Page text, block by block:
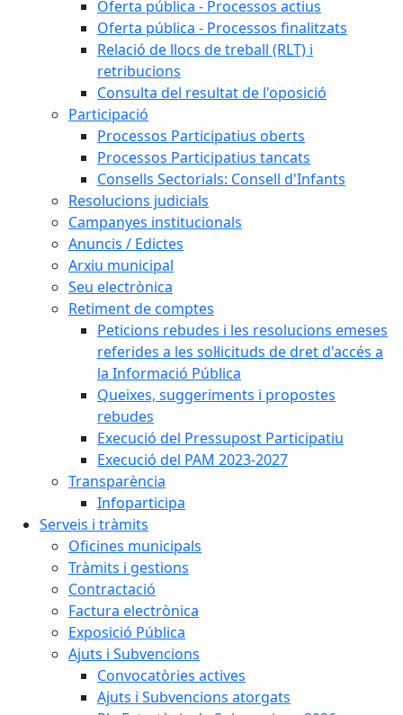
Oferta pública - Processos actius
Oferta pública - Processos finalitzats
Relació de llocs de treball (RLT) i
retribucions
Consulta del resultat de l'oposició
Participació
Processos Participatius oberts
Processos Participatius tancats
Consells Sectorials: Consell d'Infants
Resolucions judicials
Campanyes institucionals
Anuncis / Edictes
Arxiu municipal
Seu electrònica
Retiment de comptes
Peticions rebudes i les resolucions emeses
referides a les sol·licituds de dret d'accés a
la Informació Pública
Queixes, suggeriments i propostes
rebudes
Execució del Pressupost Participatiu
Execució del PAM 2023-2027
Transparència
Infoparticipa
Serveis i tràmits
Oficines municipals
Tràmits i gestions
Contractació
Factura electrònica
Exposició Pública
Ajuts i Subvencions
Convocatòries actives
Ajuts i Subvencions atorgats